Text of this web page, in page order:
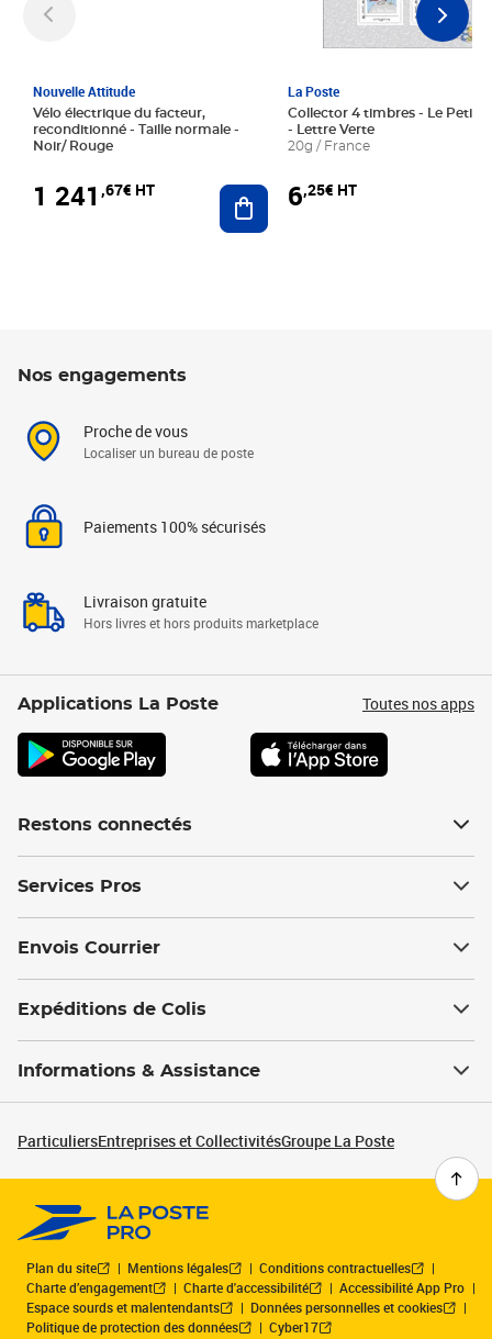
Nouvelle Attitude
Vélo électrique du facteur,
reconditionné - Taille normale -
Noir/ Rouge
1 241 ,67€ HT Ajouter au panier
La Poste
Collector 4 timbres - Le Petit
- Lettre Verte
20g / France
6,25€ HT
Nos engagements
Proche de vous
Localiser un bureau de poste
Paiements 100% sécurisés
Livraison gratuite
Hors livres et hors produits marketplace
Applications La Poste Toutes nos apps
Restons connectés
Services Pros
Envois Courrier
Expéditions de Colis
Informations & Assistance
ParticuliersEntreprises et CollectivitésGroupe La Poste
Plan du site Mentions légales
Conditions contractuelles
Charte d’engagement
Charte d'accessibilité
Accessibilité App Pro
Espace sourds et malentendants
Données personnelles et cookies
Politique de protection des données
Cyber17